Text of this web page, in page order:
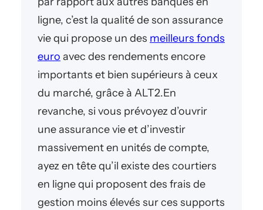
ligne, c’est la qualité de son assurance
vie qui propose un des meilleurs fonds
euro avec des rendements encore
importants et bien supérieurs à ceux
du marché, grâce à ALT2.En
revanche, si vous prévoyez d’ouvrir
une assurance vie et d’investir
massivement en unités de compte,
ayez en tête qu’il existe des courtiers
en ligne qui proposent des frais de
gestion moins élevés sur ces supports